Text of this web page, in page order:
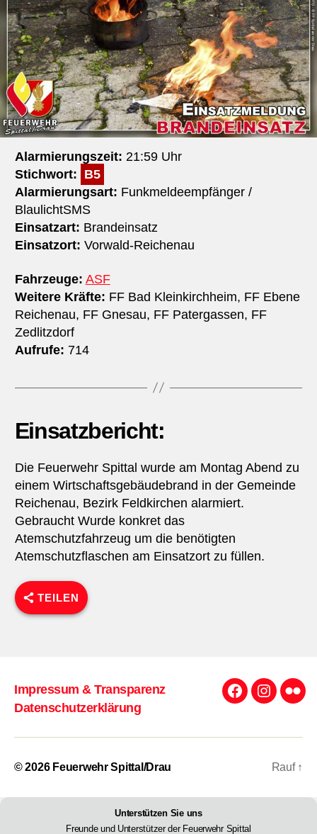
Alarmierungszeit: 21:59 Uhr
Stichwort: B5
Alarmierungsart: Funkmeldeempfänger /
BlaulichtSMS
Einsatzart: Brandeinsatz
Einsatzort: Vorwald-Reichenau
Fahrzeuge: ASF
Weitere Kräfte: FF Bad Kleinkirchheim, FF Ebene
Reichenau, FF Gnesau, FF Patergassen, FF
Zedlitzdorf
Aufrufe: 714
Einsatzbericht:
Die Feuerwehr Spittal wurde am Montag Abend zu
einem Wirtschaftsgebäudebrand in der Gemeinde
Reichenau, Bezirk Feldkirchen alarmiert.
Gebraucht Wurde konkret das
Atemschutzfahrzeug um die benötigten
Atemschutzflaschen am Einsatzort zu füllen.
TEILEN
Impressum & Transparenz
Datenschutzerklärung
Facebook
© 2026 Feuerwehr Spittal/Drau Rauf ↑
Unterstützen Sie uns
Freunde und Unterstützer der Feuerwehr Spittal